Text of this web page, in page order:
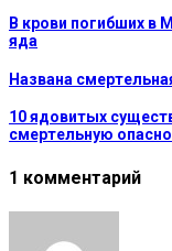
В крови погибших в
яда
Названа
10 ядовитых
смертельную
1 комментарий